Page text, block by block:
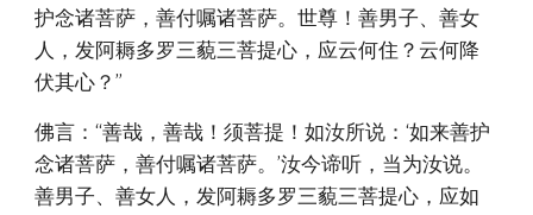
护念诸菩萨，善付嘱诸菩萨。世尊！善男子、善女
人，发阿耨多罗三藐三菩提心，应云何住？云何降
伏其心？”
佛言：“善哉，善哉！须菩提！如汝所说：‘如来善护
念诸菩萨，善付嘱诸菩萨。’汝今谛听，当为汝说。
善男子、善女人，发阿耨多罗三藐三菩提心，应如